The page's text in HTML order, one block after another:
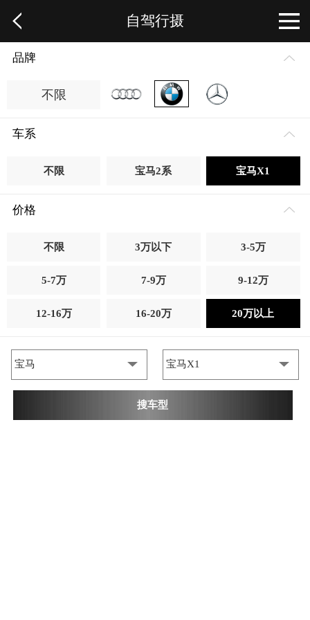
自驾行摄
品牌
不限
车系
不限 宝马2系 宝马X1
价格
不限 3万以下 3-5万
5-7万 7-9万 9-12万
12-16万 16-20万 20万以上